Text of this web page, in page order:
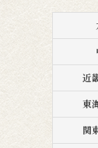
近
東
関